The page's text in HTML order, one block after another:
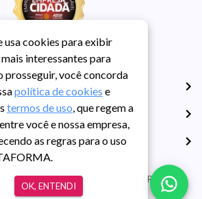
de Uso
Todos os direitos reservados. CRECI RS -
Guarida: 89.398.606/0001-30
usa cookies para exibir
interessantes para
prosseguir, você concorda
política de cookies e
termos de uso, que regem a
você e nossa empresa,
as regras para o uso
OK, ENTENDI